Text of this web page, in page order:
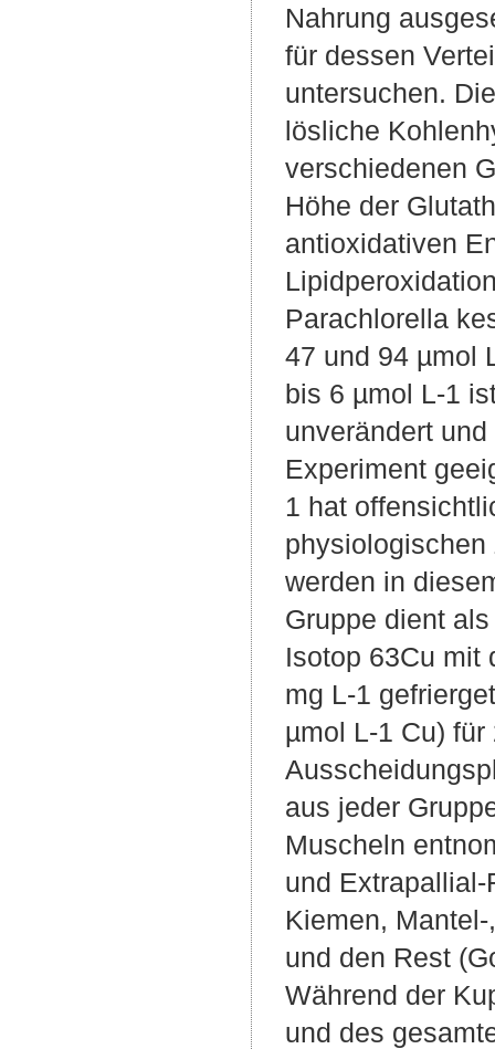
Nahrung
für dessen
untersuchen.
lösliche
verschiedenen
Höhe der
antioxidativen
Parachlorella
47 und 94 µmol
bis 6 µmol L-1
unverändert
Experiment
1 hat
physiologischen
werden in
Gruppe dient
Isotop 63Cu mit
mg L-1
µmol L-1 Cu) für
aus jeder
Muscheln
und
Kiemen,
und den Rest
Während der
und des